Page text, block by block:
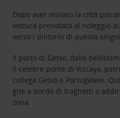
Dopo aver visitato la città
vettura prenotata al noleggio
verso i dintorni di questa
Il porto di Getxo, dalle
il celebre ponte di Vizcaya,
collega Getxo e Portugalete.
gite a bordo di traghetti o
zona.